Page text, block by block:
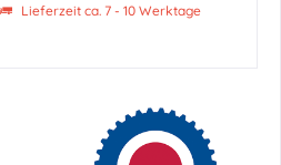
Lieferzeit ca. 7 - 10 Werktage